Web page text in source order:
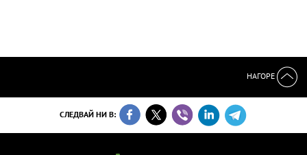
НАГОРЕ
СЛЕДВАЙ НИ В: